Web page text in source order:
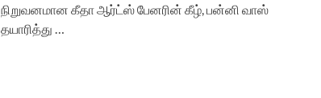
நிறுவனமான கீதா ஆர்ட்ஸ் பேனரின் கீழ், பன்னி வாஸ்
தயாரித்து …